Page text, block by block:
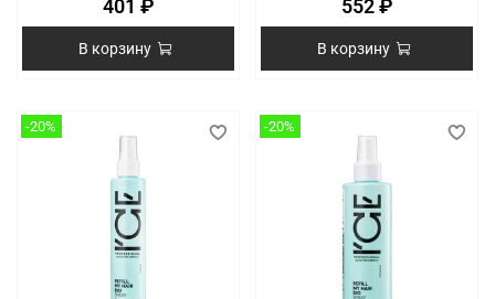
401 ₽
В корзину
552 ₽
В корзину
-20% -20%